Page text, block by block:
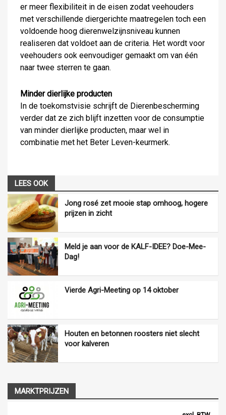
er meer flexibiliteit in de eisen zodat veehouders
met verschillende diergerichte maatregelen toch een
voldoende hoog dierenwelzijnsniveau kunnen
realiseren dat voldoet aan de criteria. Het wordt voor
veehouders ook eenvoudiger gemaakt om van één
naar twee sterren te gaan.
Minder dierlijke producten
In de toekomstvisie schrijft de Dierenbescherming
verder dat ze zich blijft inzetten voor de consumptie
van minder dierlijke producten, maar wel in
combinatie met het Beter Leven-keurmerk.
LEES OOK
Jong rosé zet mooie stap omhoog, hogere
prijzen in zicht
Meld je aan voor de KALF-IDEE? Doe-Mee-
Dag!
Vierde Agri-Meeting op 14 oktober
Houten en betonnen roosters niet slecht
voor kalveren
MARKTPRIJZEN